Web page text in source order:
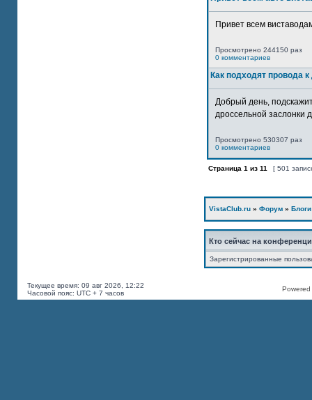
Привет всем
Просмотрено 244150 раз
0 комментариев
Как подходят провода
Добрый день,
дроссельной заслонки
Просмотрено 530307 раз
0 комментариев
Страница 1 из 11 [ 501
VistaClub.ru » Форум » Блоги
Кто сейчас на
Зарегистрированные
Текущее время: 09 авг 2026, 12:22
Часовой пояс: UTC + 7 часов